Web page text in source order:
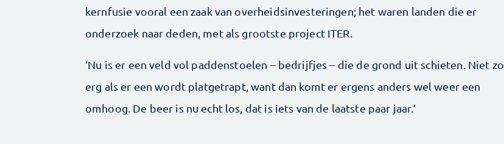
kernfusie vooral een zaak van overheidsinvesteringen; het waren landen die er
onderzoek naar deden, met als grootste project ITER.
‘Nu is er een veld vol paddenstoelen – bedrijfjes – die de grond uit schieten. Niet zo
erg als er een wordt platgetrapt, want dan komt er ergens anders wel weer een
omhoog. De beer is nu echt los, dat is iets van de laatste paar jaar.’